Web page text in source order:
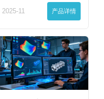
2025-11 产品详情